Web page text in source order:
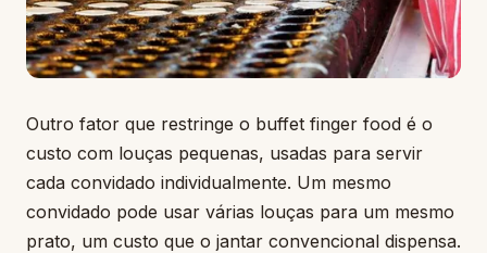
Outro fator que restringe o buffet finger food é o
custo com louças pequenas, usadas para servir
cada convidado individualmente. Um mesmo
convidado pode usar várias louças para um mesmo
prato, um custo que o jantar convencional dispensa.